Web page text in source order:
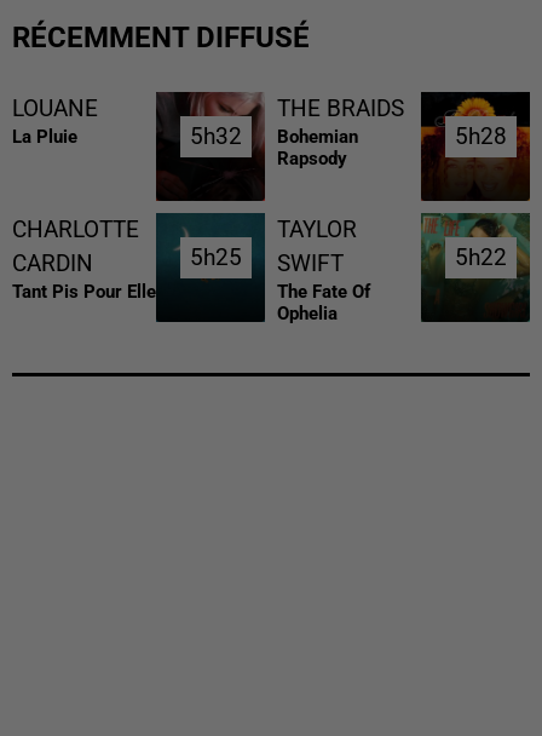
RÉCEMMENT DIFFUSÉ
LOUANE
La Pluie 5h32
5h32
THE BRAIDS
Bohemian
Rapsody
5h28
5h28
CHARLOTTE
CARDIN
Tant Pis Pour Elle
5h25
5h25
TAYLOR
SWIFT
The Fate Of
Ophelia
5h22
5h22